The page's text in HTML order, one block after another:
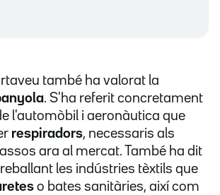
també ha valorat la
. S'ha referit concretament
l'automòbil i aeronàutica que
respiradors, necessaris als
ara al mercat. També ha dit
les indústries tèxtils que
o bates sanitàries, així com